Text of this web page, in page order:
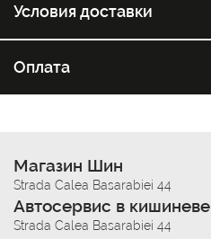
Условия доставки
Оплата
Магазин Шин
Strada Calea Basarabiei 44
Автосервис в кишиневе
Strada Calea Basarabiei 44